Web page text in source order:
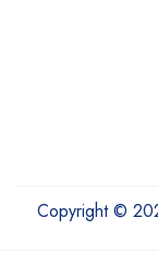
Copyright ©